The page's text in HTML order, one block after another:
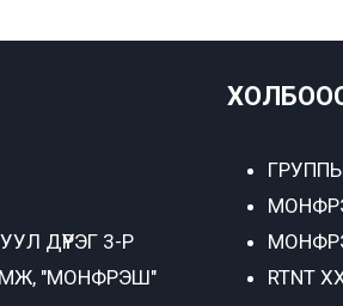
ДҮҮРЭГ 3-Р
"МОНФРЭШ"
RTNT